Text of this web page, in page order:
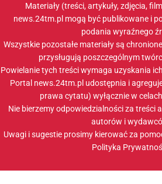
Materiały (treści, artykuły, zdjęcia,
news.24tm.pl mogą być publikowane i
podania wyraźnego
Wszystkie pozostałe materiały są
przysługują poszczególnym
Powielanie tych treści wymaga uzyskania
Portal news.24tm.pl udostępnia i
prawa cytatu) wyłącznie w
Nie bierzemy odpowiedzialności za treści
autorów i
Uwagi i sugestie prosimy kierować za
Polityka